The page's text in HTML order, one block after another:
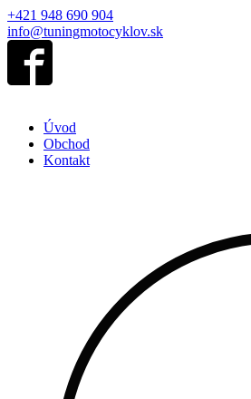
+421 948 690 904
info@tuningmotocyklov.sk
Úvod
Obchod
Kontakt